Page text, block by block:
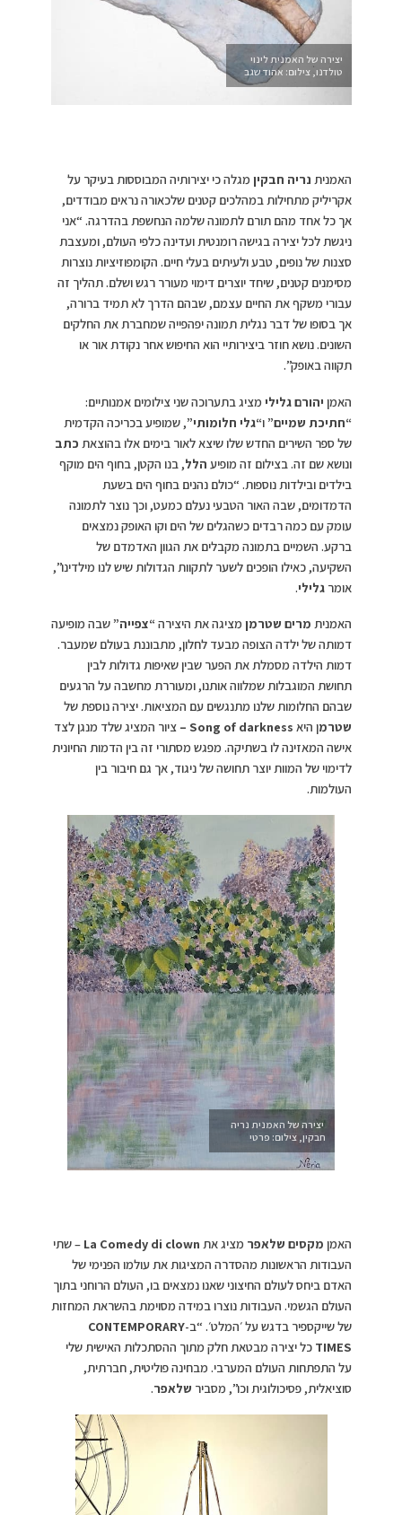
יצירה של האמנית לינוי
טולדנו, צילום: אהוד שגב
האמנית נריה חבקין מגלה כי יצירותיה המבוססות בעיקר על
אקריליק מתחילות במהלכים קטנים שלכאורה נראים מבודדים,
אך כל אחד מהם תורם לתמונה שלמה הנחשפת בהדרגה. “אני
ניגשת לכל יצירה בגישה רומנטית ועדינה כלפי העולם, ומעצבת
סצנות של נופים, טבע ולעיתים בעלי חיים. הקומפוזיציות נוצרות
מסימנים קטנים, שיחד יוצרים דימוי מעורר רגש ושלם. תהליך זה
עבורי משקף את החיים עצמם, שבהם הדרך לא תמיד ברורה,
אך בסופו של דבר נגלית תמונה יפהפייה שמחברת את החלקים
השונים. נושא חוזר ביצירותיי הוא החיפוש אחר נקודת אור או
תקווה באופק”.
האמן יהורם גלילי מציג בתערוכה שני צילומים אמנותיים:
“חתיכת שמיים”ו“גלי חלומותי”, שמופיע בכריכה הקדמית
של ספר השירים החדש שלו שיצא לאור בימים אלו בהוצאת כתב
ונושא שם זה. בצילום זה מופיע הלל, בנו הקטן, בחוף הים מוקף
בילדים ובילדות נוספות. “כולם נהנים בחוף הים בשעת
הדמדומים, שבה האור הטבעי נעלם כמעט, וכך נוצר לתמונה
עומק עם כמה רבדים כשהגלים של הים וקו האופק נמצאים
ברקע. השמיים בתמונה מקבלים את הגוון האדמדם של
השקיעה, כאילו הופכים לשער לתקוות הגדולות שיש לנו מילדינו”,
אומרגלילי.
האמנית מרים שטרמן מציגה את היצירה“צפייה”שבה מופיעה
דמותה של ילדה הצופה מבעד לחלון, מתבוננת בעולם שמעבר.
דמות הילדה מסמלת את הפער שבין שאיפות גדולות לבין
תחושת המוגבלות שמלווה אותנו, ומעוררת מחשבה על הרגעים
שבהם החלומות שלנו מתנגשים עם המציאות. יצירה נוספת של
שטרמן היא Song of darkness
–ציור המציג שלד מנגן לצד
אישה המאזינה לו בשתיקה. מפגש מסתורי זה בין הדמות החיונית
לדימוי של המוות יוצר תחושה של ניגוד, אך גם חיבור בין
העולמות.
יצירה של האמנית נריה
חבקין, צילום: פרטי
האמן מקסים שלאפר מציג את La Comedy di clown – שתי
העבודות הראשונות מהסדרה המציגות את עולמו הפנימי של
האדם ביחס לעולם החיצוני שאנו נמצאים בו, העולם הרוחני בתוך
העולם הגשמי. העבודות נוצרו במידה מסוימת בהשראת המחזות
של שייקספיר בדגש על ׳המלט׳. “ב-CONTEMPORARY
TIMES כל יצירה מבטאת חלק מתוך ההסתכלות האישית שלי
על התפתחות העולם המערבי. מבחינה פוליטית, חברתית,
סוציאלית, פסיכולוגית וכו”, מסביר שלאפר.